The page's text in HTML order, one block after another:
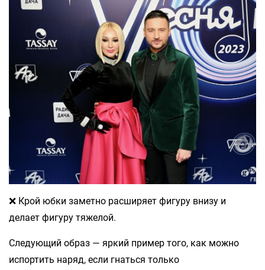
❌ Крой юбки заметно расширяет фигуру внизу и
делает фигуру тяжелой.
Следующий образ — яркий пример того, как можно
испортить наряд, если гнаться только